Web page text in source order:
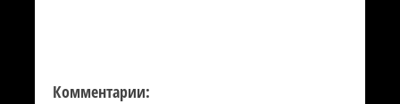
Комментарии: